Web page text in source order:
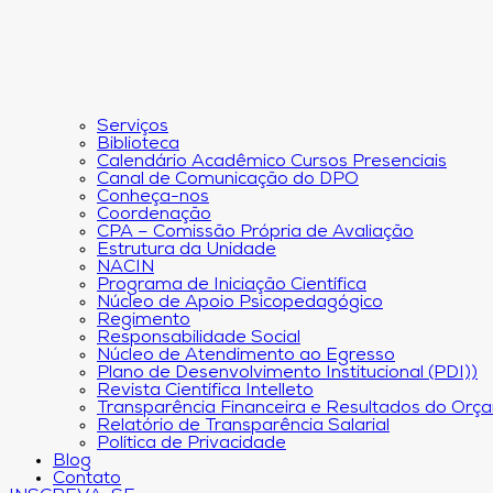
Serviços
Biblioteca
Calendário Acadêmico Cursos Presenciais
Canal de Comunicação do DPO
Conheça-nos
Coordenação
CPA – Comissão Própria de Avaliação
Estrutura da Unidade
NACIN
Programa de Iniciação Científica
Núcleo de Apoio Psicopedagógico
Regimento
Responsabilidade Social
Núcleo de Atendimento ao Egresso
Plano de Desenvolvimento Institucional (PDI))
Revista Científica Intelleto
Transparência Financeira e Resultados do
Relatório de Transparência Salarial
Política de Privacidade
Blog
Contato